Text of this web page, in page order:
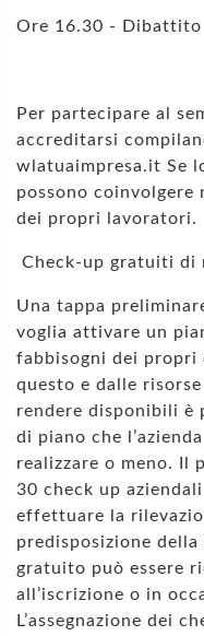
Ore 16.30 - Dibattito
Per partecipare al
accreditarsi
wlatuaimpresa.it Se
possono coinvolgere
dei propri lavoratori.
Check-up gratuiti di
Una tappa
voglia attivare un
fabbisogni dei propri
questo e dalle
rendere disponibili è
di piano che
realizzare o meno. Il
30 check up
effettuare la
predisposizione
gratuito può essere
all’iscrizione o in
L’assegnazione dei